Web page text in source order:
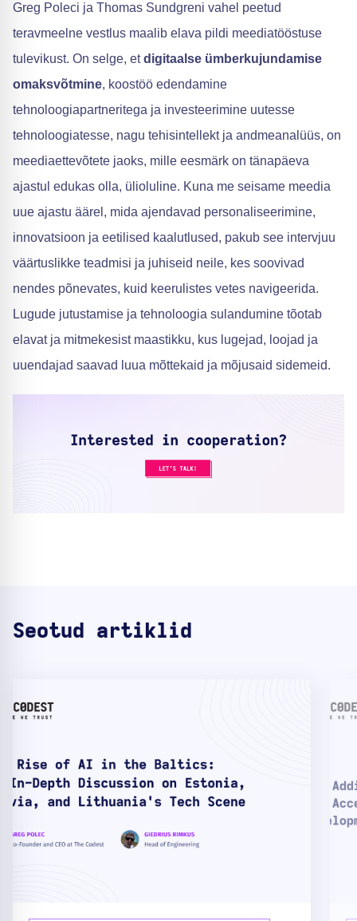
Greg Poleci ja Thomas Sundgreni vahel peetud
teravmeelne vestlus maalib elava pildi meediatööstuse
tulevikust. On selge, etdigitaalse ümberkujundamise
omaksvõtmine, koostöö edendamine
tehnoloogiapartneritega ja investeerimine uutesse
tehnoloogiatesse, nagu tehisintellekt ja andmeanalüüs, on
meediaettevõtete jaoks, mille eesmärk on tänapäeva
ajastul edukas olla, ülioluline. Kuna me seisame meedia
uue ajastu äärel, mida ajendavad personaliseerimine,
innovatsioon ja eetilised kaalutlused, pakub see intervjuu
väärtuslikke teadmisi ja juhiseid neile, kes soovivad
nendes põnevates, kuid keerulistes vetes navigeerida.
Lugude jutustamise ja tehnoloogia sulandumine tõotab
elavat ja mitmekesist maastikku, kus lugejad, loojad ja
uuendajad saavad luua mõttekaid ja mõjusaid sidemeid.
Seotud artiklid